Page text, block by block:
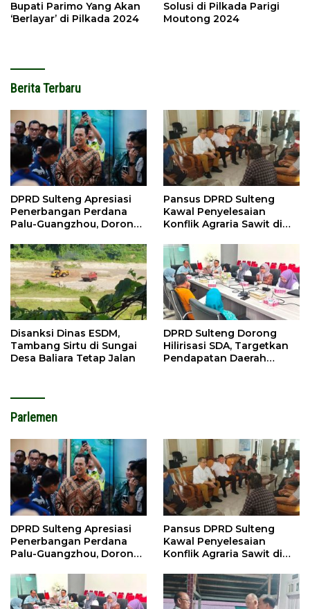
Bupati Parimo Yang Akan
‘Berlayar’ di Pilkada 2024
Solusi di Pilkada Parigi
Moutong 2024
Berita Terbaru
DPRD Sulteng Apresiasi
Penerbangan Perdana
Palu-Guangzhou, Dorong
Pansus DPRD Sulteng
Kawal Penyelesaian
Konflik Agraria Sawit di
Disanksi Dinas ESDM,
Tambang Sirtu di Sungai
Desa Baliara Tetap Jalan
DPRD Sulteng Dorong
Hilirisasi SDA, Targetkan
Pendapatan Daerah
Parlemen
DPRD Sulteng Apresiasi
Penerbangan Perdana
Palu-Guangzhou, Dorong
Pansus DPRD Sulteng
Kawal Penyelesaian
Konflik Agraria Sawit di